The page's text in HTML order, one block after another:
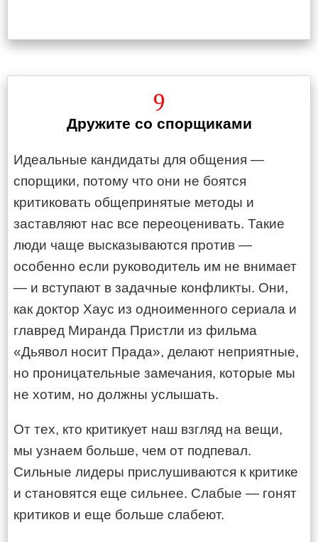
9
Дружите со спорщиками
Идеальные кандидаты для общения —
спорщики, потому что они не боятся
критиковать общепринятые методы и
заставляют нас все переоценивать. Такие
люди чаще высказываются против —
особенно если руководитель им не внимает
— и вступают в задачные конфликты. Они,
как доктор Хаус из одноименного сериала и
главред Миранда Пристли из фильма
«Дьявол носит Прада», делают неприятные,
но проницательные замечания, которые мы
не хотим, но должны услышать.
От тех, кто критикует наш взгляд на вещи,
мы узнаем больше, чем от подпевал.
Сильные лидеры прислушиваются к критике
и становятся еще сильнее. Слабые — гонят
критиков и еще больше слабеют.